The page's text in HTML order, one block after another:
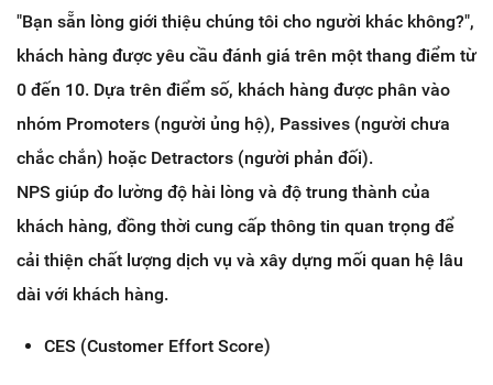
"Bạn sẵn lòng giới thiệu chúng tôi cho người khác không?",
khách hàng được yêu cầu đánh giá trên một thang điểm từ
0 đến 10. Dựa trên điểm số, khách hàng được phân vào
nhóm Promoters (người ủng hộ), Passives (người chưa
chắc chắn) hoặc Detractors (người phản đối).
NPS giúp đo lường độ hài lòng và độ trung thành của
khách hàng, đồng thời cung cấp thông tin quan trọng để
cải thiện chất lượng dịch vụ và xây dựng mối quan hệ lâu
dài với khách hàng.
CES (Customer Effort Score)